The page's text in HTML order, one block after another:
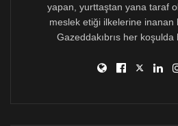
yapan, yurttaştan yana taraf
meslek etiği ilkelerine inanan
Gazeddakıbrıs her koşulda